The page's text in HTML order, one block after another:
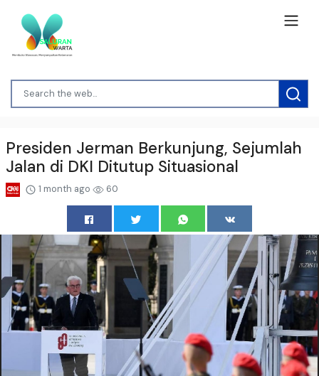
Presiden Jerman Berkunjung, Sejumlah
Jalan di DKI Ditutup Situasional
1 month ago 60